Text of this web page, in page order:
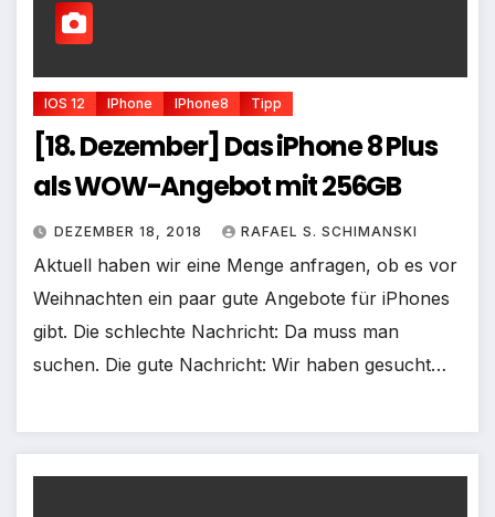
IOS 12 IPhone IPhone8 Tipp
[18. Dezember] Das iPhone 8 Plus
als WOW-Angebot mit 256GB
DEZEMBER 18, 2018 RAFAEL S. SCHIMANSKI
Aktuell haben wir eine Menge anfragen, ob es vor
Weihnachten ein paar gute Angebote für iPhones
gibt. Die schlechte Nachricht: Da muss man
suchen. Die gute Nachricht: Wir haben gesucht…